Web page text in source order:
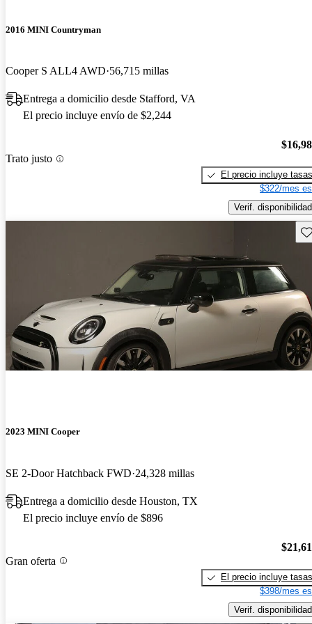
2016 MINI Countryman
Cooper S ALL4 AWD 56,715 millas
Entrega a domicilio desde Stafford, VA
El precio incluye envío de $2,244
Trato justo
El precio incluye tasas
$322/mes
Verif. disponibilidad
2023 MINI Cooper
SE 2-Door Hatchback FWD 24,328 millas
Entrega a domicilio desde Houston, TX
El precio incluye envío de $896
Gran oferta
El precio incluye tasas
$398/mes
Verif. disponibilidad